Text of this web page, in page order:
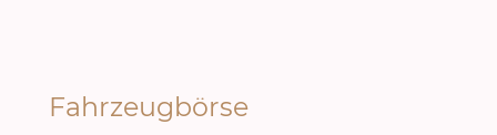
Fahrzeugbörse